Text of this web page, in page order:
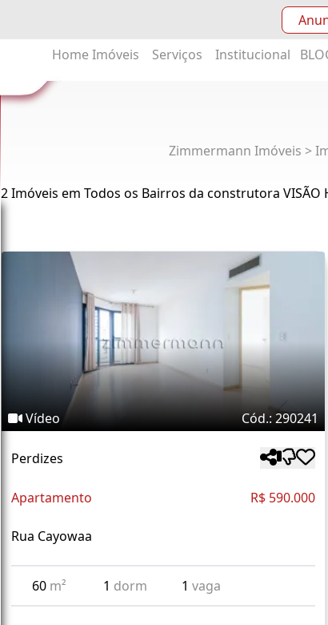
Home Imóveis Serviços Institucional
Zimmermann Imóveis >
2 Imóveis em Todos os Bairros da construtora VISÃO
Vídeo Cód.: 290241
Perdizes
Apartamento R$ 590.000
Rua Cayowaa
60 m² 1 dorm 1 vaga